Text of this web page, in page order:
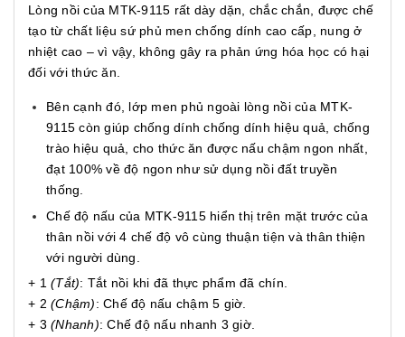
Lòng nồi của MTK-9115 rất dày dặn, chắc chắn, được chế
tạo từ chất liệu sứ phủ men chống dính cao cấp, nung ở
nhiệt cao – vì vậy, không gây ra phản ứng hóa học có hại
đối với thức ăn.
Bên cạnh đó, lớp men phủ ngoài lòng nồi của MTK-
9115 còn giúp chống dính chống dính hiệu quả, chống
trào hiệu quả, cho thức ăn được nấu chậm ngon nhất,
đạt 100% về độ ngon như sử dụng nồi đất truyền
thống.
Chế độ nấu của MTK-9115 hiển thị trên mặt trước của
thân nồi với 4 chế độ vô cùng thuận tiện và thân thiện
với người dùng.
+ 1(Tắt): Tắt nồi khi đã thực phẩm đã chín.
+ 2 (Chậm): Chế độ nấu chậm 5 giờ.
+ 3 (Nhanh): Chế độ nấu nhanh 3 giờ.